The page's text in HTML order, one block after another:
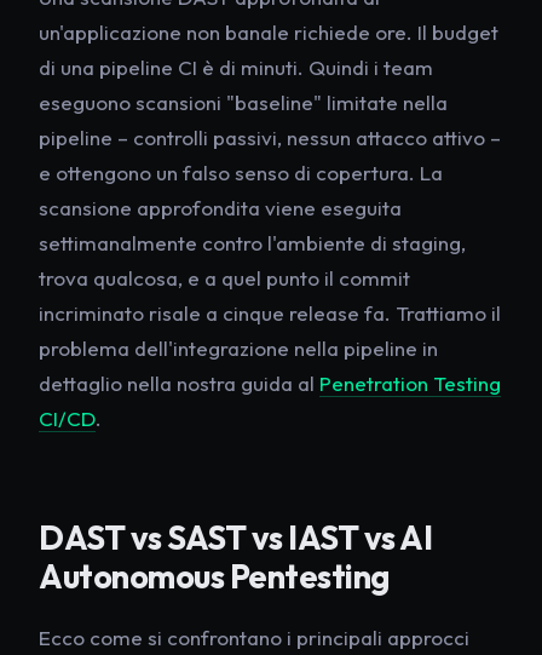
un'applicazione non banale richiede ore. Il budget
di una pipeline CI è di minuti. Quindi i team
eseguono scansioni "baseline" limitate nella
pipeline – controlli passivi, nessun attacco attivo –
e ottengono un falso senso di copertura. La
scansione approfondita viene eseguita
settimanalmente contro l'ambiente di staging,
trova qualcosa, e a quel punto il commit
incriminato risale a cinque release fa. Trattiamo il
problema dell'integrazione nella pipeline in
dettaglio nella nostra guida al Penetration Testing
CI/CD.
DAST vs SAST vs IAST vs AI
Autonomous Pentesting
Ecco come si confrontano i principali approcci